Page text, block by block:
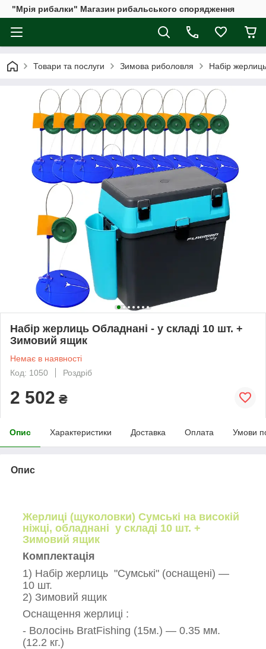
"Мрія рибалки" Магазин рибальського спорядження
Товари та послуги Зимова риболовля Набір
Набір жерлиць Обладнані - у складі 10 шт. +
Зимовий ящик
Немає в наявності
Код: 1050
Роздріб
2 502 ₴
Опис Характеристики Доставка Оплата Умови
Опис
Жерлиці (щуколовки) Сумські на високій
ніжці, обладнані у складі 10 шт. +
Зимовий ящик
Комплектація
1) Набір жерлиць "Сумські" (оснащені) —
10 шт.
2) Зимовий ящик
Оснащення жерлиці :
- Волосінь BratFishing (15м.) — 0.35 мм.
(12.2 кг.)